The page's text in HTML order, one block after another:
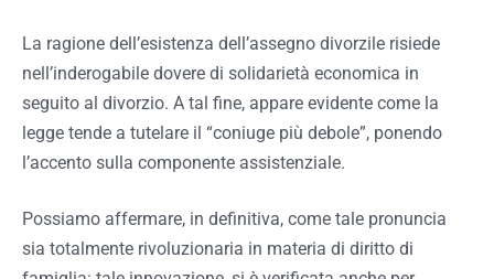
La ragione dell’esistenza dell’assegno divorzile risiede
nell’inderogabile dovere di solidarietà economica in
seguito al divorzio. A tal fine, appare evidente come la
legge tende a tutelare il “coniuge più debole”, ponendo
l’accento sulla componente assistenziale.
Possiamo affermare, in definitiva, come tale pronuncia
sia totalmente rivoluzionaria in materia di diritto di